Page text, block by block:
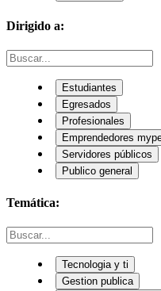
Dirigido a:
Estudiantes
Egresados
Profesionales
Emprendedores
Servidores públicos
Publico general
Temática:
Tecnologia y ti
Gestion publica